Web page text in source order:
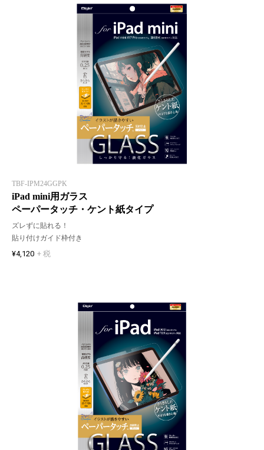
TBF-IPM24GGPK
iPad mini用ガラス
ペーパータッチ・ケント紙タイプ
ズレずに貼れる！
貼り付けガイド枠付き
¥4,120 + 税